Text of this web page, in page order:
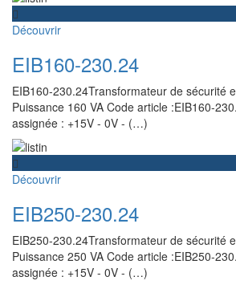
Découvrir
EIB160-230.24
EIB160-230.24Transformateur de sécurité
Puissance 160 VA Code article :EIB160-
assignée : +15V - 0V - (…)
Découvrir
EIB250-230.24
EIB250-230.24Transformateur de sécurité
Puissance 250 VA Code article :EIB250-
assignée : +15V - 0V - (…)